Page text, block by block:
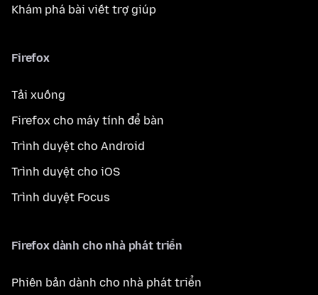
Khám phá bài viết trợ giúp
Firefox
Tải xuống
Firefox cho máy tính để bàn
Trình duyệt cho Android
Trình duyệt cho iOS
Trình duyệt Focus
Firefox dành cho nhà phát triển
Phiên bản dành cho nhà phát triển